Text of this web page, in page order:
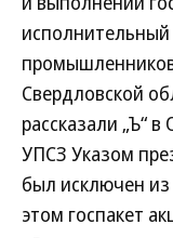
Свердловской
рассказали „Ъ“
УПСЗ Указом
был исключен из
этом госпакет